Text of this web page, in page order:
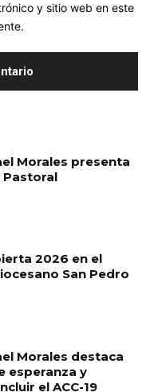
y sitio web en este
Morales presenta
Pastoral
2026 en el
San Pedro
Morales destaca
esperanza y
el ACC-19